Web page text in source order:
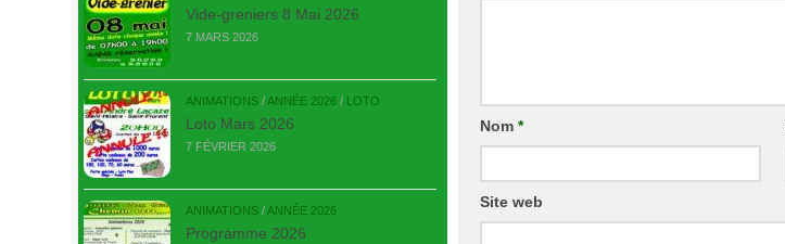
Nom *
Site web
Vide-greniers 8 Mai 2026
7 MARS 2026
ANIMATIONS /ANNÉE 2026 / LOTO
Loto Mars 2026
7 FÉVRIER 2026
ANIMATIONS /ANNÉE 2026
Programme 2026